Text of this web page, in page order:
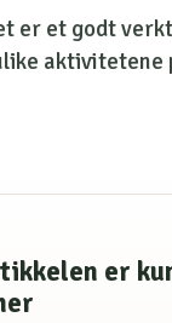
er et godt
aktivitetene
er